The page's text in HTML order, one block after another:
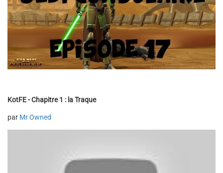
KotFE - Chapitre 1 : la Traque
par Mr Owned